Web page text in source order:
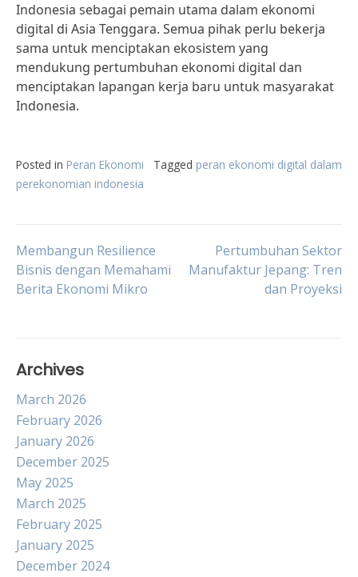
Indonesia sebagai pemain utama dalam ekonomi
digital di Asia Tenggara. Semua pihak perlu bekerja
sama untuk menciptakan ekosistem yang
mendukung pertumbuhan ekonomi digital dan
menciptakan lapangan kerja baru untuk masyarakat
Indonesia.
Posted in Peran Ekonomi Tagged peran ekonomi digital dalam
perekonomian indonesia
Post
navigation
Membangun Resilience
Bisnis dengan Memahami
Berita Ekonomi Mikro
Pertumbuhan Sektor
Manufaktur Jepang: Tren
dan Proyeksi
Archives
March 2026
February 2026
January 2026
December 2025
May 2025
March 2025
February 2025
January 2025
December 2024